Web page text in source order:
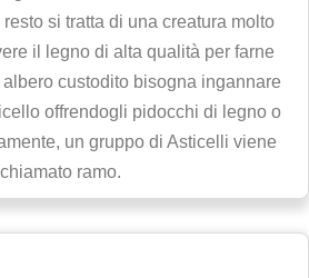
si tratta di una creatura molto
il legno di alta qualità per farne
custodito bisogna ingannare
offrendogli pidocchi di legno o
un gruppo di Asticelli viene
chiamato ramo.